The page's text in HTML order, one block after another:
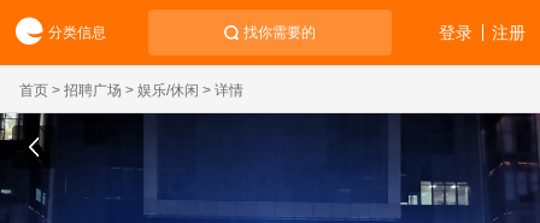
分类信息 找你需要的 注册
登录
首页 > 招聘广场 > 娱乐/休闲 > 详情